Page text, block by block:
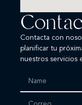
Contacta con
planificar tu
nuestros servicios